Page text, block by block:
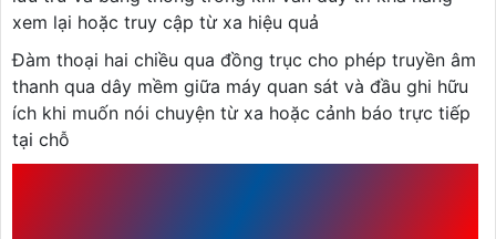
xem lại hoặc truy cập từ xa hiệu quả
Đàm thoại hai chiều qua đồng trục cho phép truyền âm
thanh qua dây mềm giữa máy quan sát và đầu ghi hữu
ích khi muốn nói chuyện từ xa hoặc cảnh báo trực tiếp
tại chỗ